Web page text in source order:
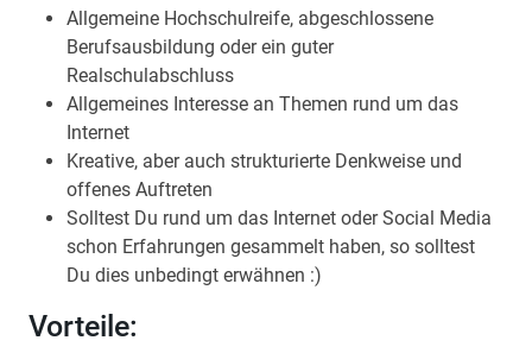
Allgemeine Hochschulreife, abgeschlossene
Berufsausbildung oder ein guter
Realschulabschluss
Allgemeines Interesse an Themen rund um das
Internet
Kreative, aber auch strukturierte Denkweise und
offenes Auftreten
Solltest Du rund um das Internet oder Social Media
schon Erfahrungen gesammelt haben, so solltest
Du dies unbedingt erwähnen :)
Vorteile: